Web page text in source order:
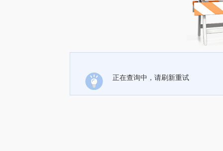
正在查询中，请刷新重试